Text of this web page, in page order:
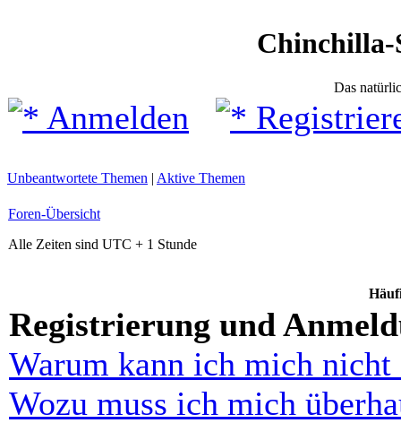
Chinchilla-
Das
Anmelden
Unbeantwortete Themen | Aktive Themen
Foren-Übersicht
Alle Zeiten sind UTC + 1 Stunde
Registrierung und
Warum kann ich mich nicht
Wozu muss ich mich